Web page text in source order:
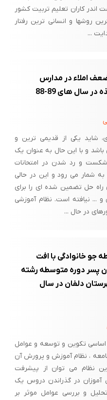
همه مهارتهای و ارزشها را
اجتماعی مهم خانواده است
، چه مستقیم و چه غیر مستقیم
تحصیلی دانش آموزان مقطع
آموزان ناموفق و دبیران آنها
علل افت آموزشی در مدارس
تحصیلی و دانش اموزان با افت
مدنظر است، از نظر اصطلاحی و
در طول یک ثلث یا یک سال
میزان تحصیل و پیشرفت یا
کارکرد، حاصل و نتیجه کار و در
کار ، میزان کار.
دانش آموزان در مدارس و
ها.
کاران تعلیم تربیت کشور
روشها و انسانی ترین رفتار
...
املاء در مدارس
سال های 89-88
شاید یکی از قدیمی ترین و
و با این حال به عنوان یک
و رد شدن در امتحانات
شمار می رود و این در حالی
حل تضمین شده ای را برای
... نیافته است. نظام آموزشی
در حال ...
جو خانوادگی با افت
پسر دوره متوسطه رشته
دلفان در سال
اساسی تکوین و توسعه و عوامل
، نظام آموزش و پرورش آن
نظام می توان از پیشرفت
در گذراندن دروس یک
و بررسی عوامل موثر بر